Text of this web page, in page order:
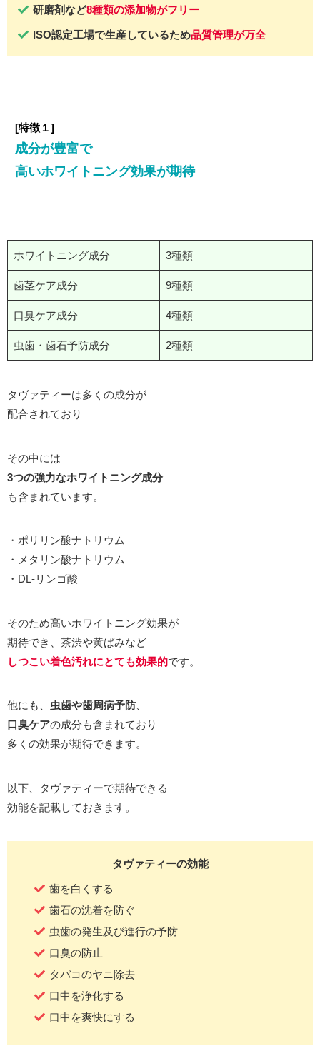
研磨剤など8種類の添加物がフリー
ISO認定工場で生産しているため品質管理が万全
[特徴１]
成分が豊富で
高いホワイトニング効果が期待
ホワイトニング成分 3種類
歯茎ケア成分 9種類
口臭ケア成分 4種類
虫歯・歯石予防成分 2種類
タヴァティーは多くの成分が
配合されており
その中には
3つの強力なホワイトニング成分
も含まれています。
・ポリリン酸ナトリウム
・メタリン酸ナトリウム
・DL-リンゴ酸
そのため高いホワイトニング効果が
期待でき、茶渋や黄ばみなど
しつこい着色汚れにとても効果的です。
他にも、 虫歯や歯周病予防
口臭ケアの成分も含まれており
多くの効果が期待できます。
以下、タヴァティーで期待できる
効能を記載しておきます。
タヴァティーの効能
歯を白くする
歯石の沈着を防ぐ
虫歯の発生及び進行の予防
口臭の防止
タバコのヤニ除去
口中を浄化する
口中を爽快にする